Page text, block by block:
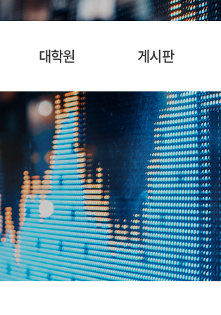
대학원
입학안내
교육목표
교육과정
관심과목검색
장학제도
BK21
게시판
공지사항
세미나/워크숍
한양경금뉴스
자료실